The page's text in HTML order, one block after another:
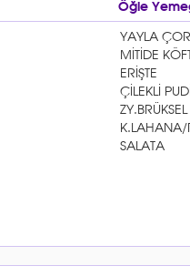
Öğle